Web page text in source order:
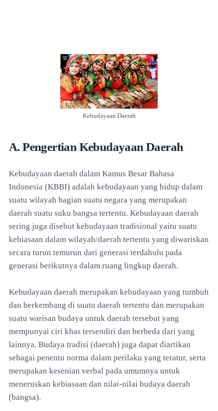
Kebudayaan Daerah
A. Pengertian Kebudayaan Daerah
Kebudayaan daerah dalam Kamus Besar Bahasa
Indonesia (KBBI) adalah kebudayaan yang hidup dalam
suatu wilayah bagian suatu negara yang merupakan
daerah suatu suku bangsa tertentu. Kebudayaan daerah
sering juga disebut kebudayaan tradisional yaitu suatu
kebiasaan dalam wilayah/daerah tertentu yang diwariskan
secara turun temurun dari generasi terdahulu pada
generasi berikutnya dalam ruang lingkup daerah.
Kebudayaan daerah merupakan kebudayaan yang tumbuh
dan berkembang di suatu daerah tertentu dan merupakan
suatu warisan budaya untuk daerah tersebut yang
mempunyai ciri khas tersendiri dan berbeda dari yang
lainnya. Budaya tradisi (daerah) juga dapat diartikan
sebagai penentu norma dalam perilaku yang teratur, serta
merupakan kesenian verbal pada umumnya untuk
meneruskan kebiasaan dan nilai-nilai budaya daerah
(bangsa).